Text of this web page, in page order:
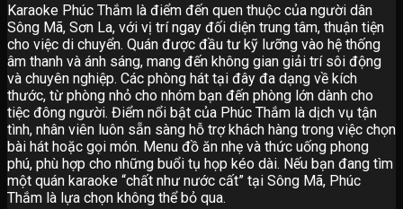
Karaoke Phúc Thắm là điểm đến quen thuộc của người dân
Sông Mã, Sơn La, với vị trí ngay đối diện trung tâm, thuận tiện
cho việc di chuyển. Quán được đầu tư kỹ lưỡng vào hệ thống
âm thanh và ánh sáng, mang đến không gian giải trí sôi động
và chuyên nghiệp. Các phòng hát tại đây đa dạng về kích
thước, từ phòng nhỏ cho nhóm bạn đến phòng lớn dành cho
tiệc đông người. Điểm nổi bật của Phúc Thắm là dịch vụ tận
tình, nhân viên luôn sẵn sàng hỗ trợ khách hàng trong việc chọn
bài hát hoặc gọi món. Menu đồ ăn nhẹ và thức uống phong
phú, phù hợp cho những buổi tụ họp kéo dài. Nếu bạn đang tìm
một quán karaoke “chất như nước cất” tại Sông Mã, Phúc
Thắm là lựa chọn không thể bỏ qua.